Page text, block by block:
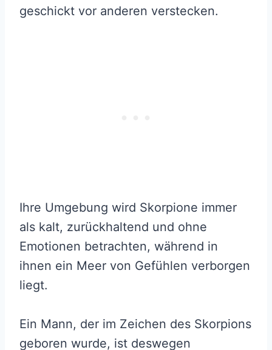
geschickt vor anderen verstecken.
Ihre Umgebung wird Skorpione immer
als kalt, zurückhaltend und ohne
Emotionen betrachten, während in
ihnen ein Meer von Gefühlen verborgen
liegt.
Ein Mann, der im Zeichen des Skorpions
geboren wurde, ist deswegen